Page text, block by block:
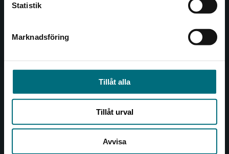
Statistik
Marknadsföring
Tillåt alla
Tillåt urval
Avvisa
Kontakta kundservice
Köpvillkor
Allmänna länkar
Om oss